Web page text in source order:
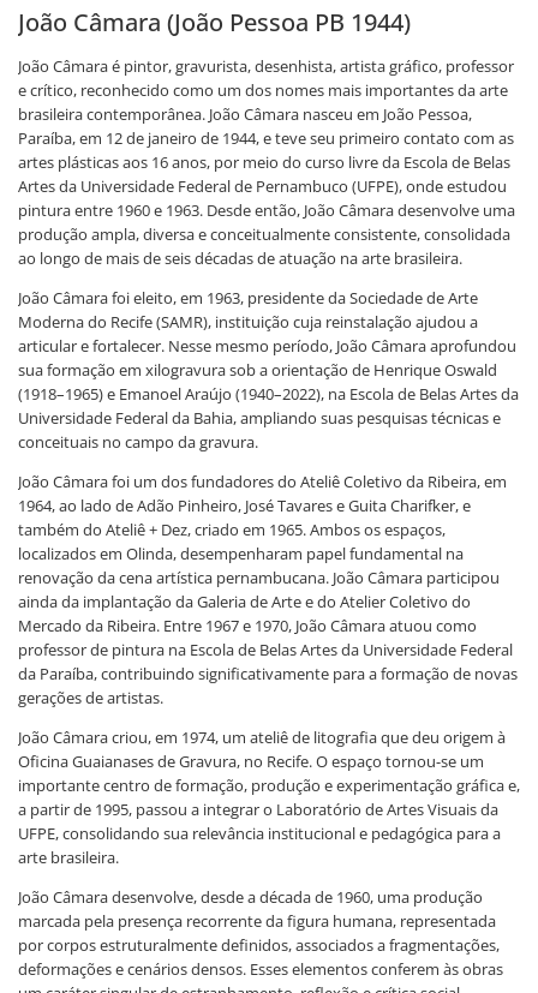
João Câmara (João Pessoa PB 1944)
João Câmara é pintor, gravurista, desenhista, artista gráfico, professor
e crítico, reconhecido como um dos nomes mais importantes da arte
brasileira contemporânea. João Câmara nasceu em João Pessoa,
Paraíba, em 12 de janeiro de 1944, e teve seu primeiro contato com as
artes plásticas aos 16 anos, por meio do curso livre da Escola de Belas
Artes da Universidade Federal de Pernambuco (UFPE), onde estudou
pintura entre 1960 e 1963. Desde então, João Câmara desenvolve uma
produção ampla, diversa e conceitualmente consistente, consolidada
ao longo de mais de seis décadas de atuação na arte brasileira.
João Câmara foi eleito, em 1963, presidente da Sociedade de Arte
Moderna do Recife (SAMR), instituição cuja reinstalação ajudou a
articular e fortalecer. Nesse mesmo período, João Câmara aprofundou
sua formação em xilogravura sob a orientação de Henrique Oswald
(1918–1965) e Emanoel Araújo (1940–2022), na Escola de Belas Artes da
Universidade Federal da Bahia, ampliando suas pesquisas técnicas e
conceituais no campo da gravura.
João Câmara foi um dos fundadores do Ateliê Coletivo da Ribeira, em
1964, ao lado de Adão Pinheiro, José Tavares e Guita Charifker, e
também do Ateliê + Dez, criado em 1965. Ambos os espaços,
localizados em Olinda, desempenharam papel fundamental na
renovação da cena artística pernambucana. João Câmara participou
ainda da implantação da Galeria de Arte e do Atelier Coletivo do
Mercado da Ribeira. Entre 1967 e 1970, João Câmara atuou como
professor de pintura na Escola de Belas Artes da Universidade Federal
da Paraíba, contribuindo significativamente para a formação de novas
gerações de artistas.
João Câmara criou, em 1974, um ateliê de litografia que deu origem à
Oficina Guaianases de Gravura, no Recife. O espaço tornou-se um
importante centro de formação, produção e experimentação gráfica e,
a partir de 1995, passou a integrar o Laboratório de Artes Visuais da
UFPE, consolidando sua relevância institucional e pedagógica para a
arte brasileira.
João Câmara desenvolve, desde a década de 1960, uma produção
marcada pela presença recorrente da figura humana, representada
por corpos estruturalmente definidos, associados a fragmentações,
deformações e cenários densos. Esses elementos conferem às obras